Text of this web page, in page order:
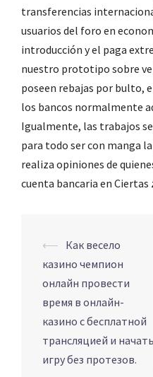
transferencias
usuarios del foro en
introducción y el paga
nuestro prototipo sobre
poseen rebajas por bulto,
los bancos normalmente
Igualmente, las trabajos
para todo ser con manga
realiza opiniones de
cuenta bancaria en Ciertas
Navigation
d’article
⟵ Как весело
казино чемпион
онлайн провести
время в онлайн-
казино с бесплатной
трансляцией и начать
игру без протезов.